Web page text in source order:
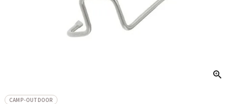
CAMP-OUTDOOR